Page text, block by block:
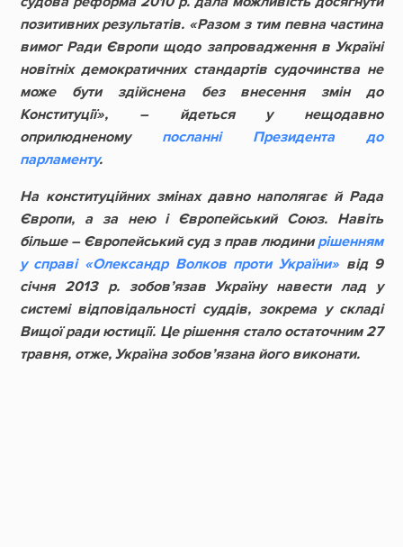
позитивних результатів. «Разом з тим певна частина
вимог Ради Європи щодо запровадження в Україні
новітніх демократичних стандартів судочинства не
може бути здійснена без внесення змін до
Конституції», – йдеться у нещодавно
оприлюдненому посланні Президента до
парламенту.
На конституційних змінах давно наполягає й Рада
Європи, а за нею і Європейський Союз. Навіть
більше – Європейський суд з прав людинирішенням
у справі «Олександр Волков проти України» від 9
січня 2013 р. зобов’язав Україну навести лад у
системі відповідальності суддів, зокрема у складі
Вищої ради юстиції. Це рішення стало остаточним 27
травня, отже, Україна зобов’язана його виконати.